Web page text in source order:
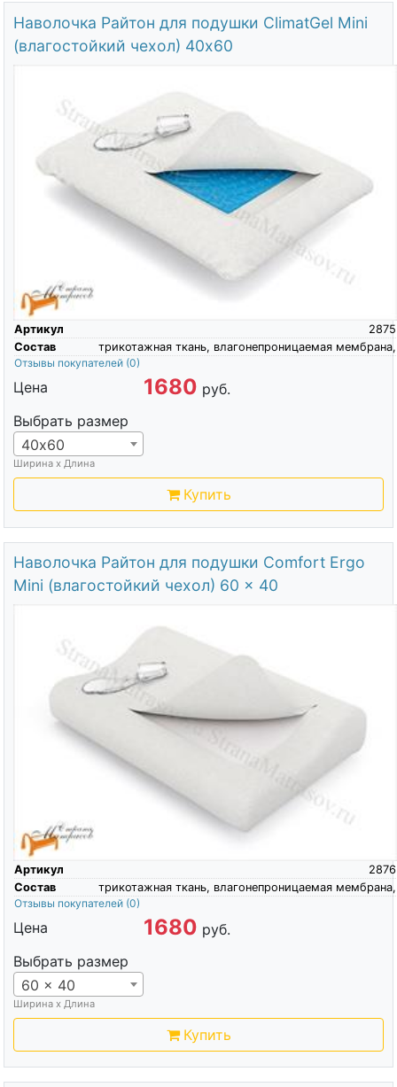
Наволочка Райтон для подушки ClimatGel Mini
(влагостойкий чехол) 40х60
Артикул
2875
Состав
трикотажная ткань, влагонепроницаемая мембрана,
Отзывы покупателей (0)
Цена 1680 руб.
Выбрать размер
40х60
Ширина х Длина
Купить
Наволочка Райтон для подушки Comfort Ergo
Mini (влагостойкий чехол) 60 x 40
Артикул
2876
Состав
трикотажная ткань, влагонепроницаемая мембрана,
Отзывы покупателей (0)
Цена 1680 руб.
Выбрать размер
60 x 40
Ширина х Длина
Купить